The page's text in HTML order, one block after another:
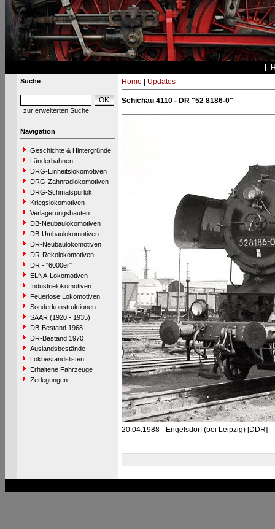
Suche
zur erweiterten Suche
Navigation
Geschichte & Hintergründe
Länderbahnen
DRG-Einheitslokomotiven
DRG-Zahnradlokomotiven
DRG-Schmalspurlok.
Kriegslokomotiven
Verlagerungsbauten
DB-Neubaulokomotiven
DB-Umbaulokomotiven
DR-Neubaulokomotiven
DR-Rekolokomotiven
DR - "6000er"
ELNA-Lokomotiven
Industrielokomotiven
Feuerlose Lokomotiven
Sonderkonstruktionen
SAAR (1920 - 1935)
DB-Bestand 1968
DR-Bestand 1970
Auslandsbestände
Lokbestandslisten
Erhaltene Fahrzeuge
Zerlegungen
Home Updates
Schichau 4110 - DR "52 8186-0"
20.04.1988 - Engelsdorf (bei Leipzig) [DDR]